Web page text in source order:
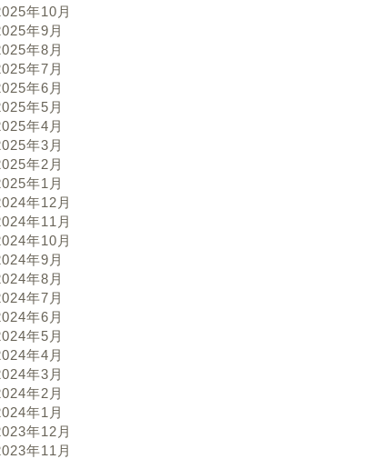
年10月
年9月
年8月
年7月
年6月
年5月
年4月
年3月
年2月
年1月
年12月
年11月
年10月
年9月
年8月
年7月
年6月
年5月
年4月
年3月
年2月
年1月
年12月
年11月